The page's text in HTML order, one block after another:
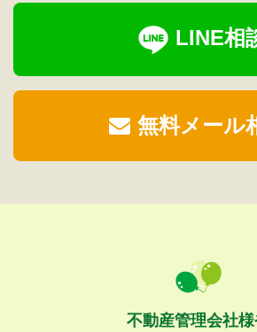
LINE相
無料メール
不動産管理会社